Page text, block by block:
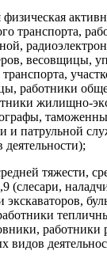
транспорта,
весовщицы,
работники
жилищно-
и патрульной
тяжести,
(слесари,
работники
видов